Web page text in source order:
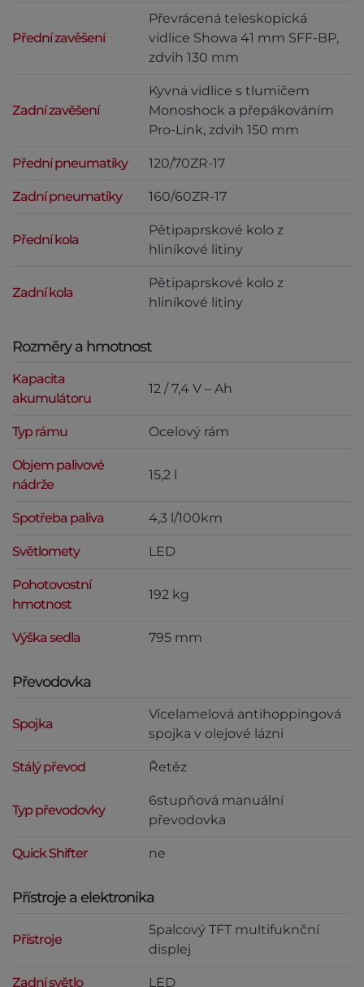
Přední zavěšení
Převrácená teleskopická
vidlice Showa 41 mm SFF-BP,
zdvih 130 mm
Zadní zavěšení
Kyvná vidlice s tlumičem
Monoshock a přepákováním
Pro-Link, zdvih 150 mm
Přední pneumatiky 120/70ZR-17
Zadní pneumatiky 160/60ZR-17
Přední kola
Pětipaprskové kolo z
hliníkové litiny
Zadní kola
Pětipaprskové kolo z
hliníkové litiny
Rozměry a hmotnost
Kapacita
akumulátoru
12 / 7,4 V – Ah
Typ rámu Ocelový rám
Objem palivové
nádrže
15,2 l
Spotřeba paliva 4,3 l/100km
Světlomety LED
Pohotovostní
hmotnost
192 kg
Výška sedla 795 mm
Převodovka
Spojka
Vícelamelová antihoppingová
spojka v olejové lázni
Stálý převod Řetěz
Typ převodovky
6stupňová manuální
převodovka
Quick Shifter ne
Přístroje a elektronika
Přístroje
5palcový TFT multifuknční
displej
Zadní světlo LED